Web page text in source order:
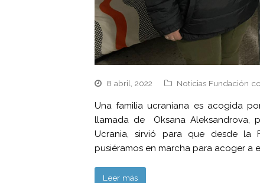
8 abril, 2022 Noticias Fundación
Una familia ucraniana es acogida
llamada de Oksana Aleksandrova,
Ucrania, sirvió para que desde la
pusiéramos en marcha para acoger a
Leer más